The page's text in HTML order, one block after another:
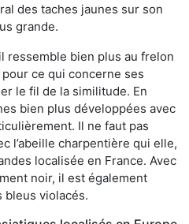
des taches jaunes sur son
grande.
ressemble bien plus au frelon
ce qui concerne ses
le fil de la similitude. En
bien plus développées avec
Il ne faut pas
l’abeille charpentière qui elle,
localisée en France. Avec
noir, il est également
bleus violacés.